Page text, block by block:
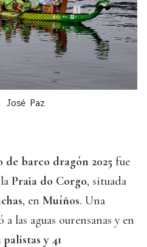
José Paz
barco dragón 2025 fue
Praia do Corgo, situada
, en Muíños. Una
las aguas ourensanas y en
palistas y 41